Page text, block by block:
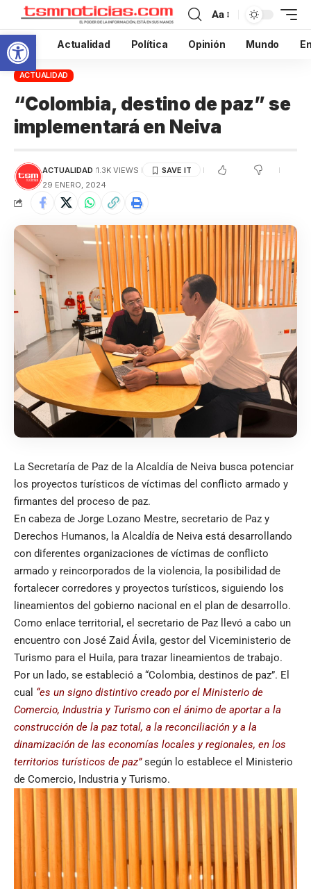
Abrir barra de herramientas
Aa
Inicio Actualidad Política Opinión Mundo
ACTUALIDAD
“Colombia, destino de paz” se
implementará en Neiva
ACTUALIDAD 1.3K VIEWS
29 ENERO, 2024
La Secretaría de Paz de la Alcaldía de Neiva busca potenciar
los proyectos turísticos de víctimas del conflicto armado y
firmantes del proceso de paz.
En cabeza de Jorge Lozano Mestre, secretario de Paz y
Derechos Humanos, la Alcaldía de Neiva está desarrollando
con diferentes organizaciones de víctimas de conflicto
armado y reincorporados de la violencia, la posibilidad de
fortalecer corredores y proyectos turísticos, siguiendo los
lineamientos del gobierno nacional en el plan de desarrollo.
Como enlace territorial, el secretario de Paz llevó a cabo un
encuentro con José Zaid Ávila, gestor del Viceministerio de
Turismo para el Huila, para trazar lineamientos de trabajo.
Por un lado, se estableció a “Colombia, destinos de paz”. El
cual “es un signo distintivo creado por el Ministerio de
Comercio, Industria y Turismo con el ánimo de aportar a la
construcción de la paz total, a la reconciliación y a la
dinamización de las economías locales y regionales, en los
territorios turísticos de paz”según lo establece el Ministerio
de Comercio, Industria y Turismo.